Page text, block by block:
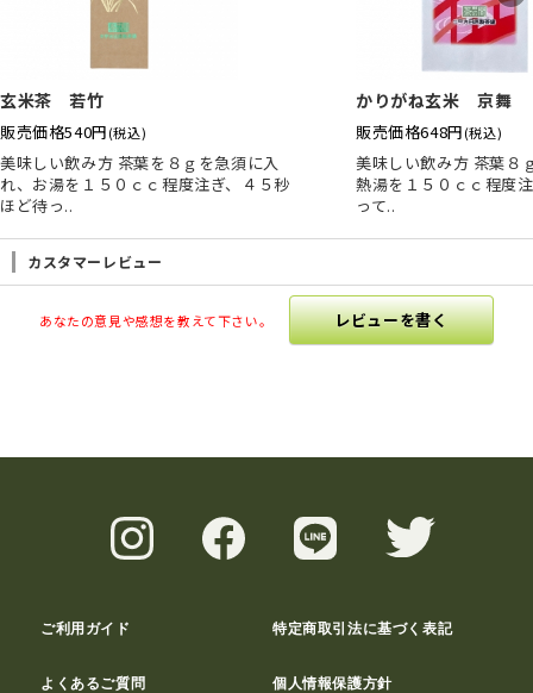
玄米茶 若竹
販売価格540円(税込)
美味しい飲み方 茶葉を８ｇを急須に入
れ、お湯を１５０ｃｃ程度注ぎ、４５秒
ほど待っ..
かりがね玄米 京舞
販売価格648円(税込)
美味しい飲み方 茶葉８
熱湯を１５０ｃｃ程度
って..
カスタマーレビュー
あなたの意見や感想を教えて下さい。 レビューを書く
ご利用ガイド 特定商取引法に基づく表記
よくあるご質問 個人情報保護方針